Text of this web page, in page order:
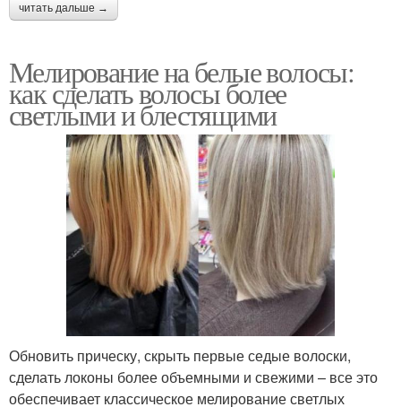
читать дальше →
Мелирование на белые волосы:
как сделать волосы более
светлыми и блестящими
Обновить прическу, скрыть первые седые волоски,
сделать локоны более объемными и свежими – все это
обеспечивает классическое мелирование светлых